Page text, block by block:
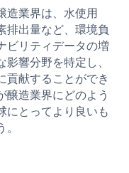
造業界は、水使用
排出量など、環境負
ビリティデータの増
響分野を特定し、
貢献することができ
醸造業界にどのよう
にとってより良いも